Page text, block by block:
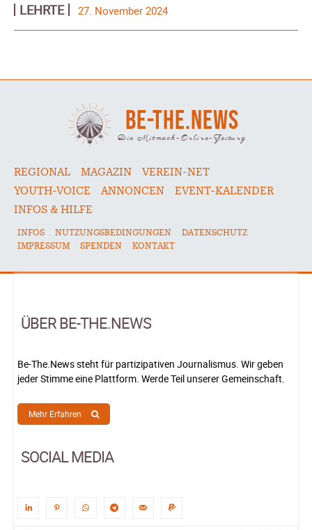
LEHRTE 27. November 2024
BE-THE.NEWS
Die Mitmach-Online-Zeitung
REGIONAL MAGAZIN
VEREIN-NET
YOUTH-VOICE
ANNONCEN
EVENT-KALENDER
INFOS & HILFE
INFOS NUTZUNGSBEDINGUNGEN
DATENSCHUTZ
IMPRESSUM
SPENDEN KONTAKT
ÜBER BE-THE.NEWS
Be-The.News steht für partizipativen Journalismus. Wir geben
jeder Stimme eine Plattform. Werde Teil unserer Gemeinschaft.
Mehr Erfahren
SOCIAL MEDIA